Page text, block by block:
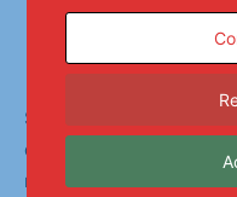
aluguéis e das
Sobre a mudança de
que a taxação faça com
riquezas para países